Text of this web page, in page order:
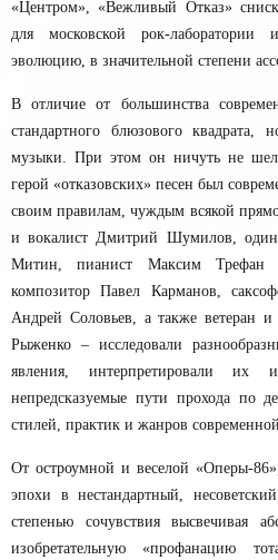
«Центром», «Вежливый Отказ»
для московской рок-
эволюцию, в значительной степени
В отличие от большинства
стандартного блюзового квадрата,
музыки. При этом он ничуть не шел
герой «отказовских» песен был
своим правилам, чуждым всякой
и вокалист Дмитрий Шумилов,
Митин, пианист Максим Трефан
композитор Павел Карманов,
Андрей Соловьев, а также ветеран
Рыженко – исследовали
явления, интерпретировали их
непредсказуемые пути прохода по
стилей, практик и жанров
От остроумной и веселой «Оперы-
эпохи в нестандартный,
степенью сочувствия высвечивая
изобретательную «профанацию